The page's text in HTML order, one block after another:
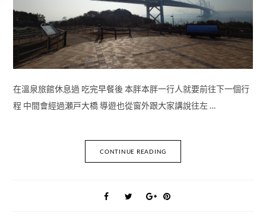
在溫泉旅館休息過 吃完早餐後 本胖本胖一行人就要前往下一個行
程 中間會經過瀬戸大橋 導遊也從窗外跟大家講說往左 …
CONTINUE READING